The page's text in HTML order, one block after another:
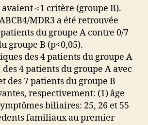
avaient ≤1 critère (groupe B).
MDR3 a été retrouvée
patients du groupe A contre 0/7
groupe B (p<0,05).
des 4 patients du groupe A
4 patients du groupe A avec
des 7 patients du groupe B
respectivement: (1) âge
biliaires: 25, 26 et 55
familiaux au premier